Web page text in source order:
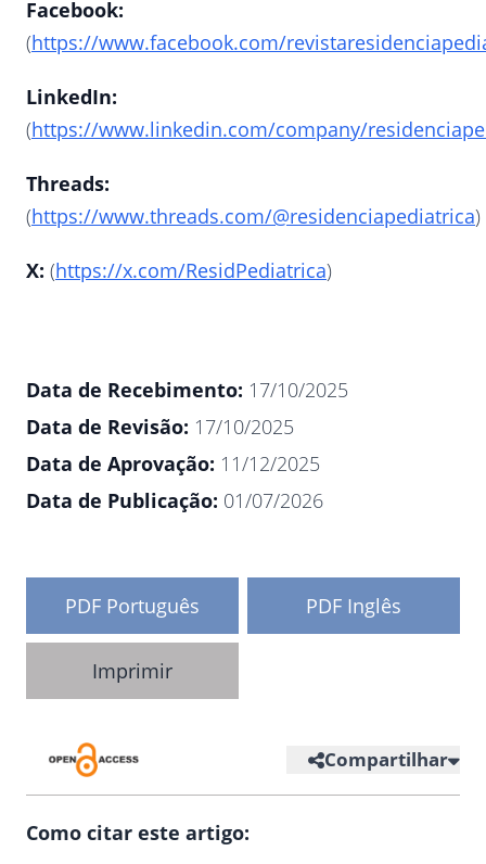
Facebook:
(https://www.facebook.com/
LinkedIn:
(https://www.linkedin.com/company/
Threads:
(https://www.threads.com/@residenciapediatrica)
X: (https://x.com/ResidPediatrica)
Data de Recebimento: 17/10/2025
Data de Revisão: 17/10/2025
Data de Aprovação: 11/12/2025
Data de Publicação: 01/07/2026
PDF Português PDF Inglês
Imprimir
Compartilhar
Como citar este artigo: